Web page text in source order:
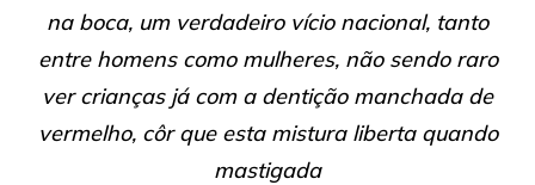
na boca, um verdadeiro vício nacional, tanto
entre homens como mulheres, não sendo raro
ver crianças já com a dentição manchada de
vermelho, côr que esta mistura liberta quando
mastigada